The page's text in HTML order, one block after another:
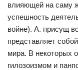
влияющей на саму
успешность
войне). А. присущ
представляет
мира. В некоторых
гилозоизмом и